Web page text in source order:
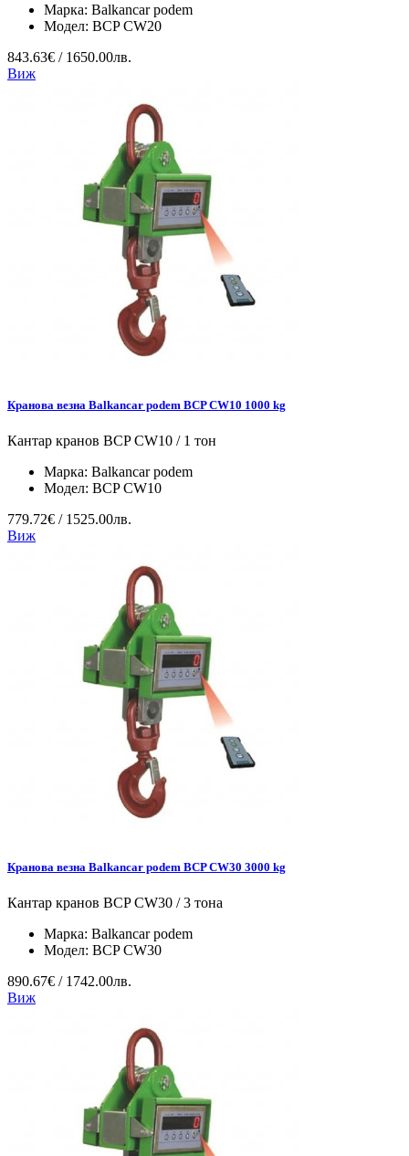
Марка: Balkancar podem
Модел: BCP CW20
843.63€ / 1650.00лв.
Виж
Кранова везна Balkancar podem BCP CW10 1000 kg
Кантар кранов BCP CW10 / 1 тон
Марка: Balkancar podem
Модел: BCP CW10
779.72€ / 1525.00лв.
Виж
Кранова везна Balkancar podem BCP CW30 3000 kg
Кантар кранов BCP CW30 / 3 тона
Марка: Balkancar podem
Модел: BCP CW30
890.67€ / 1742.00лв.
Виж